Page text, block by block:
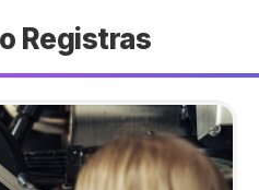
Registras